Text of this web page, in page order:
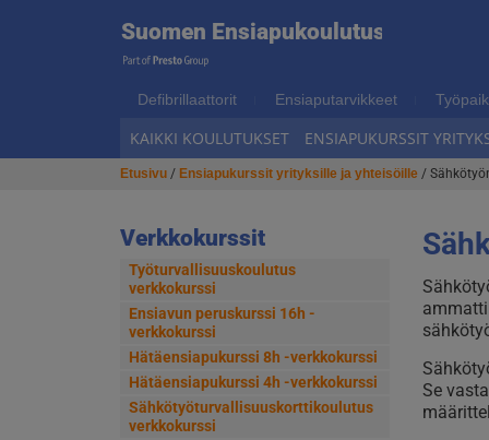
Hyppää
navigointiin
Hyppää
sisältöön
Suomen EnsiapukoulutusSuomen
Defibrillaattorit Ensiaputarvikkeet
KAIKKI KOULUTUKSET ENSIAPUKURSSIT
Etusivu/ Ensiapukurssit yrityksille ja yhteisöille/
Verkkokurssit
Työturvallisuuskoulutus
verkkokurssi
Ensiavun peruskurssi 16h -
verkkokurssi
Hätäensiapukurssi 8h -verkkokurssi
Hätäensiapukurssi 4h -verkkokurssi
Sähkötyöturvallisuus­korttikoulutus
verkkokurssi
Se